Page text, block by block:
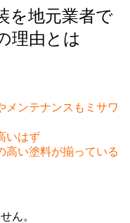
を地元業者で
理由とは
メンテナンスもミサワ
いはず
高い塗料が揃っている
ん。